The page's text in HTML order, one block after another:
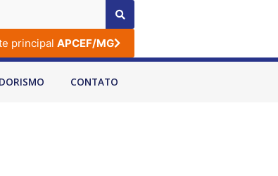
principal APCEF/MG
CONTATO